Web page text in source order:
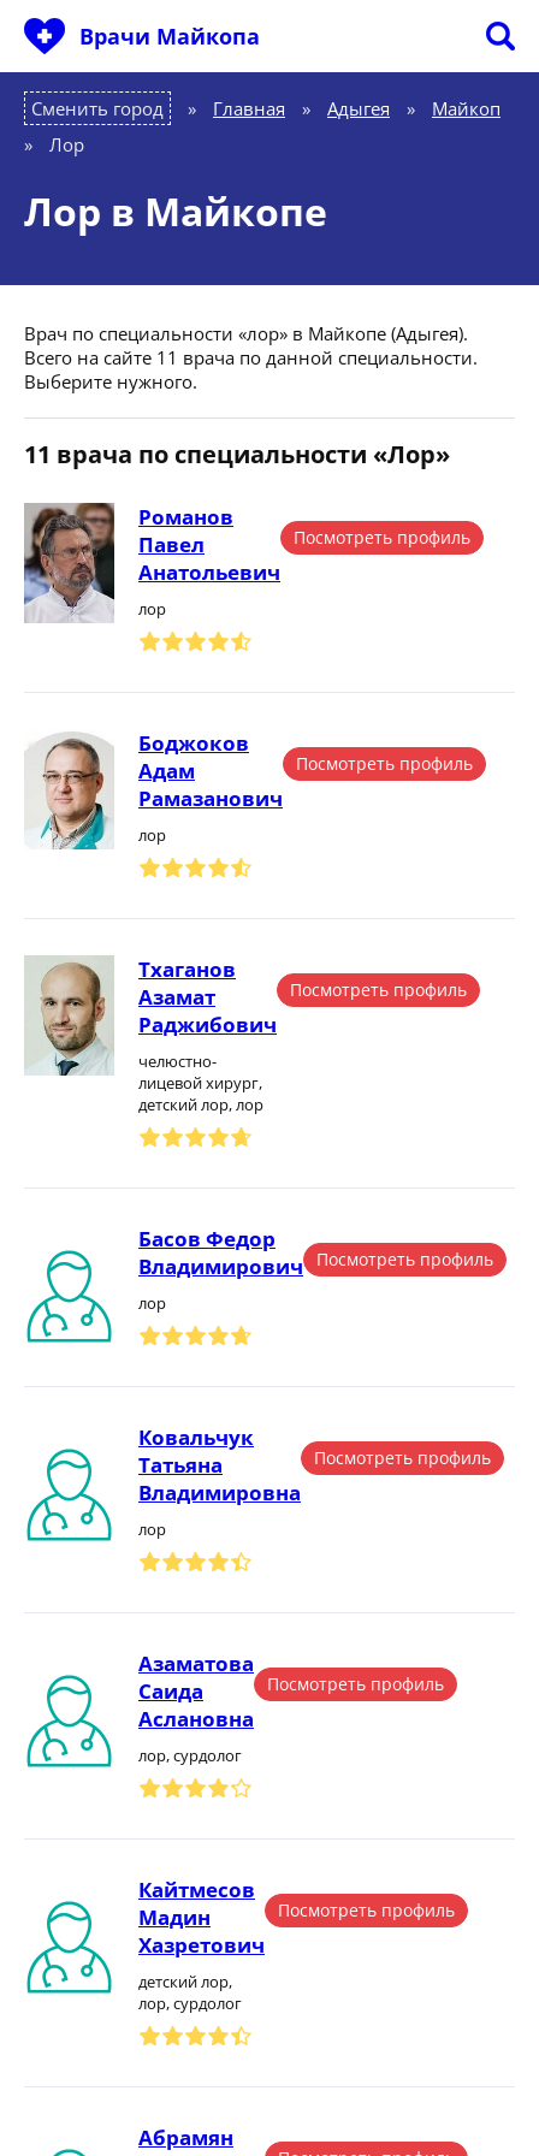
Врачи Майкопа
Сменить город Главная » Адыгея »
Майкоп
»
Лор
Лор в Майкопе
Врач по специальности «лор» в Майкопе (Адыгея).
Всего на сайте 11 врача по данной специальности.
Выберите нужного.
11 врача по специальности «Лор»
Романов
Павел
Анатольевич
лор
Посмотреть профиль
Боджоков
Адам
Рамазанович
лор
Посмотреть профиль
Тхаганов
Азамат
Раджибович
челюстно-
лицевой хирург,
детский лор, лор
Посмотреть профиль
Басов Федор
Владимирович
лор
Посмотреть профиль
Ковальчук
Татьяна
Владимировна
лор
Посмотреть профиль
Азаматова
Саида
Аслановна
лор, сурдолог
Посмотреть профиль
Кайтмесов
Мадин
Хазретович
детский лор,
лор, сурдолог
Посмотреть профиль
Абрамян